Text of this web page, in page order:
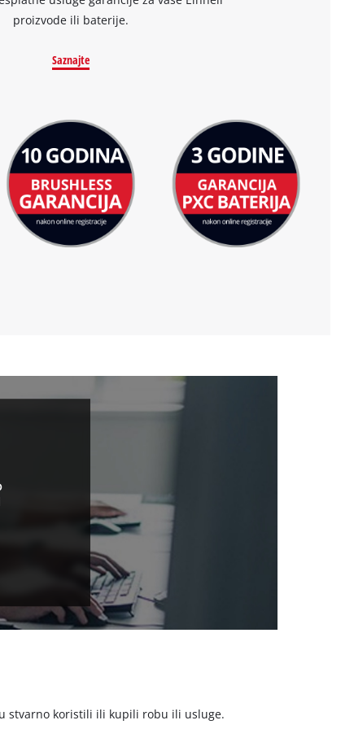
proizvode ili baterije.
Saznajte
stvarno koristili ili kupili robu ili usluge.